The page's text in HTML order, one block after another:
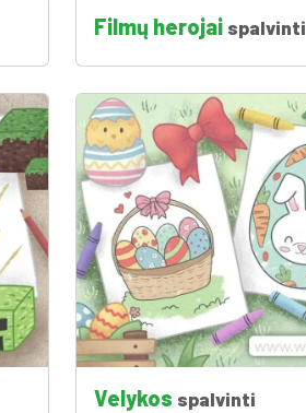
Filmų herojai spalvinti
Velykos spalvinti